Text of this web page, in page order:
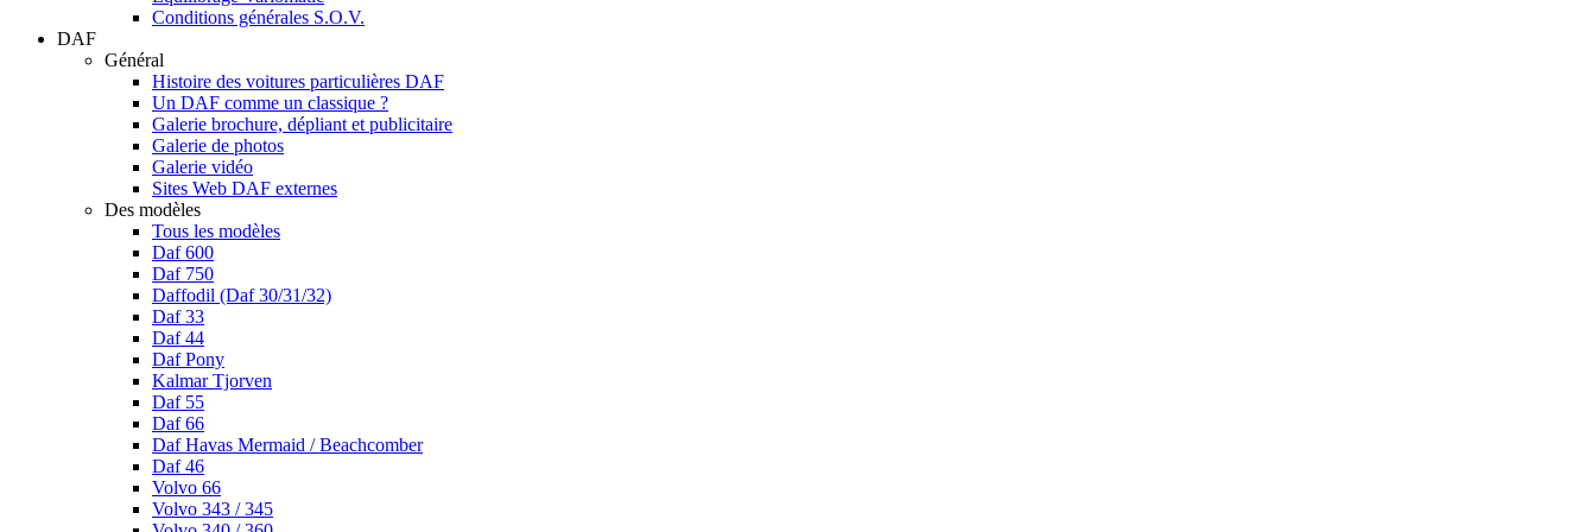
Conditions générales S.O.V.
DAF
Général
Histoire des voitures particulières DAF
Un DAF comme un classique ?
Galerie brochure, dépliant et publicitaire
Galerie de photos
Galerie vidéo
Sites Web DAF externes
Des modèles
Tous les modèles
Daf 600
Daf 750
Daffodil (Daf 30/31/32)
Daf 33
Daf 44
Daf Pony
Kalmar Tjorven
Daf 55
Daf 66
Daf Havas Mermaid / Beachcomber
Daf 46
Volvo 66
Volvo 343 / 345